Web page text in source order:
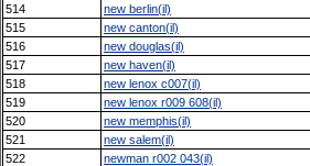
514
new berlin(il)
515
new canton(il)
516
new douglas(il)
517
new haven(il)
518
new lenox c007(il)
519
new lenox r009 608(il)
520
new memphis(il)
521
new salem(il)
522
newman r002 043(il)